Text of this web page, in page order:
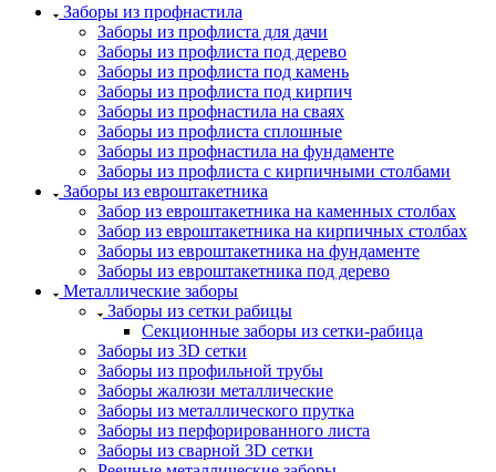
Заборы из профнастила
Заборы из профлиста для дачи
Заборы из профлиста под дерево
Заборы из профлиста под камень
Заборы из профлиста под кирпич
Заборы из профнастила на сваях
Заборы из профлиста сплошные
Заборы из профнастила на фундаменте
Заборы из профлиста с кирпичными столбами
Заборы из евроштакетника
Забор из евроштакетника на каменных столбах
Забор из евроштакетника на кирпичных столбах
Заборы из евроштакетника на фундаменте
Заборы из евроштакетника под дерево
Металлические заборы
Заборы из сетки рабицы
Секционные заборы из сетки-рабица
Заборы из 3D сетки
Заборы из профильной трубы
Заборы жалюзи металлические
Заборы из металлического прутка
Заборы из перфорированного листа
Заборы из сварной 3D сетки